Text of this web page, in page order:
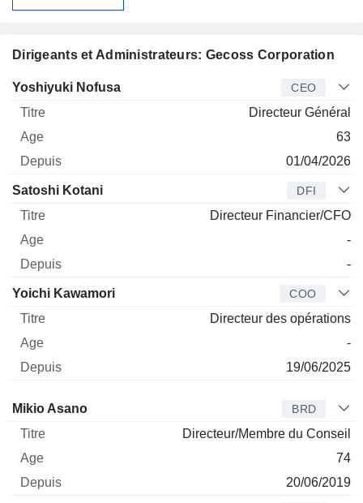
Dirigeants et Administrateurs: Gecoss Corporation
Dirigeant Titre Age
Yoshiyuki Nofusa CEO
Directeur Général
63
01/04/2026
Satoshi Kotani DFI
Directeur Financier/CFO
-
-
Yoichi Kawamori COO
Directeur des opérations
-
19/06/2025
Administrateur
Mikio Asano BRD
Directeur/Membre du Conseil
74
20/06/2019